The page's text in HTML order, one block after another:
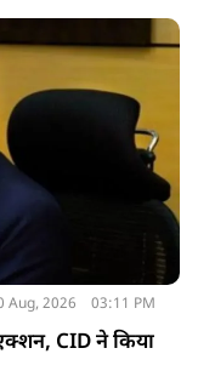
Aug, 2026 03:11 PM
CID ने किया